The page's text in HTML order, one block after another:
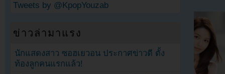
Tweets by @KpopYouzab
ข่าวล่ามาแรง
นักแสดงสาว ซอฮเยวอน ประกาศข่าวดี ตั้ง
ท้องลูกคนแรกแล้ว!